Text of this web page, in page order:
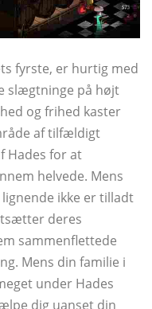
fyrste, er hurtig med
slægtninge på højt
og frihed kaster
af tilfældigt
Hades for at
helvede. Mens
ikke er tilladt
deres
sammenflettede
Mens din familie i
under Hades
dig uanset din